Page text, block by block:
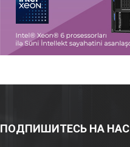
ПОДПИШИТЕСЬ НА НАС